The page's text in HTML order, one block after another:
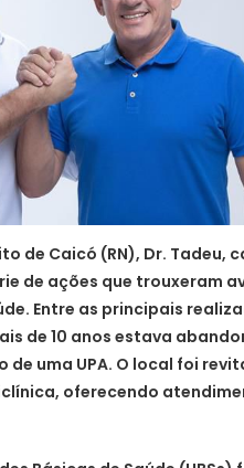
de Caicó (RN), Dr. Tadeu,
de ações que trouxeram
Entre as principais
de 10 anos estava
uma UPA. O local foi
oferecendo